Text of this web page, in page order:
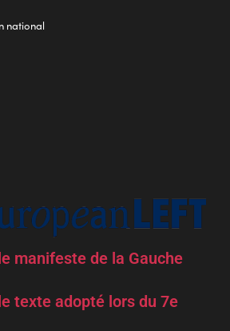
national
manifeste de la Gauche
texte adopté lors du 7e